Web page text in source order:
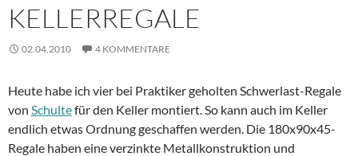
KELLERREGALE
02.04.2010 4 KOMMENTARE
Heute habe ich vier bei Praktiker geholten Schwerlast-Regale
von Schultefür den Keller montiert. So kann auch im Keller
endlich etwas Ordnung geschaffen werden. Die 180x90x45-
Regale haben eine verzinkte Metallkonstruktion und